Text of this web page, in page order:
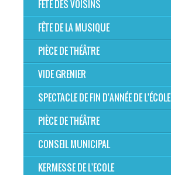
FÊTE DES VOISINS
FÊTE DE LA MUSIQUE
PIÈCE DE THÉÂTRE
VIDE GRENIER
SPECTACLE DE FIN D'ANNÉE DE L'ÉCOLE
PIÈCE DE THÉÂTRE
CONSEIL MUNICIPAL
KERMESSE DE L'ECOLE